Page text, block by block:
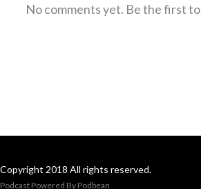
No comments yet. Be the first
Copyright 2018 All rights reserved.
Podcast Powered By Podbean